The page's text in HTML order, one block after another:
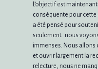
L’objectif est
conséquente pour cette
a été pensé pour
seulement : nous
immenses. Nous allons
et ouvrir largement la
relecture, nous ne